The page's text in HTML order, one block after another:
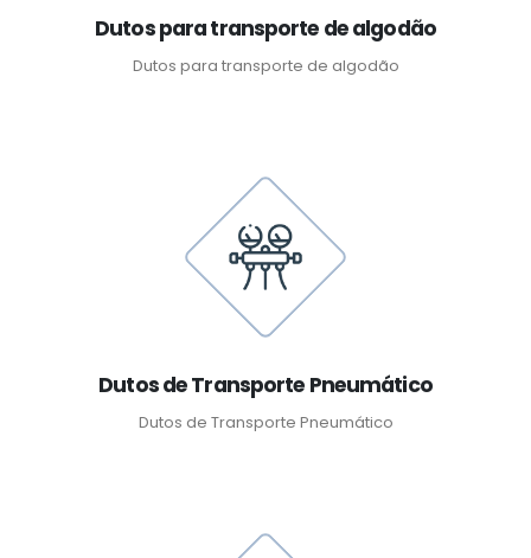
Dutos para transporte de algodão
Dutos para transporte de algodão
Dutos de Transporte Pneumático
Dutos de Transporte Pneumático